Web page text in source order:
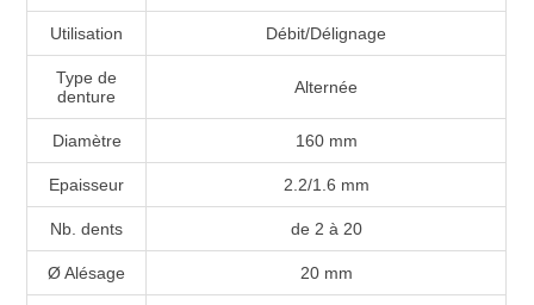
Utilisation Débit/Délignage
Type de
denture
Alternée
Diamètre 160 mm
Epaisseur 2.2/1.6 mm
Nb. dents de 2 à 20
Ø Alésage 20 mm